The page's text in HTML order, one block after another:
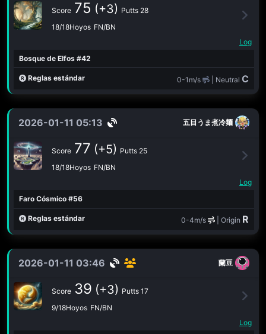
Score 75 (+3) Putts 28
18/18Hoyos FN/BN
Log
Bosque de Elfos #42
Reglas estándar 0-1m/s | Neutral C
2026-01-11 05:13 五目うま煮冷麺
Score 77 (+5) Putts 25
18/18Hoyos FN/BN
Log
Faro Cósmico #56
Reglas estándar 0-4m/s | Origin R
2026-01-11 03:46 蘭豆
Score 39 (+3) Putts 17
9/18Hoyos FN/BN
Log